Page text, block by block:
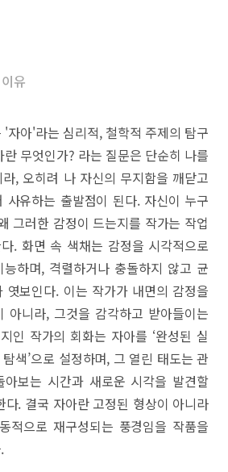
유
자아'라는 심리적, 철학적 주제의 탐구
무엇인가? 라는 질문은 단순히 나를
, 오히려 나 자신의 무지함을 깨닫고
사유하는 출발점이 된다. 자신이 누구
그러한 감정이 드는지를 작가는 작업
. 화면 속 색채는 감정을 시각적으로
하며, 격렬하거나 충돌하지 않고 균
엿보인다. 이는 작가가 내면의 감정을
아니라, 그것을 감각하고 받아들이는
인 작가의 회화는 자아를 ‘완성된 실
탐색’으로 설정하며, 그 열린 태도는 관
아보는 시간과 새로운 시각을 발견할
다. 결국 자아란 고정된 형상이 아니라
적으로 재구성되는 풍경임을 작품을